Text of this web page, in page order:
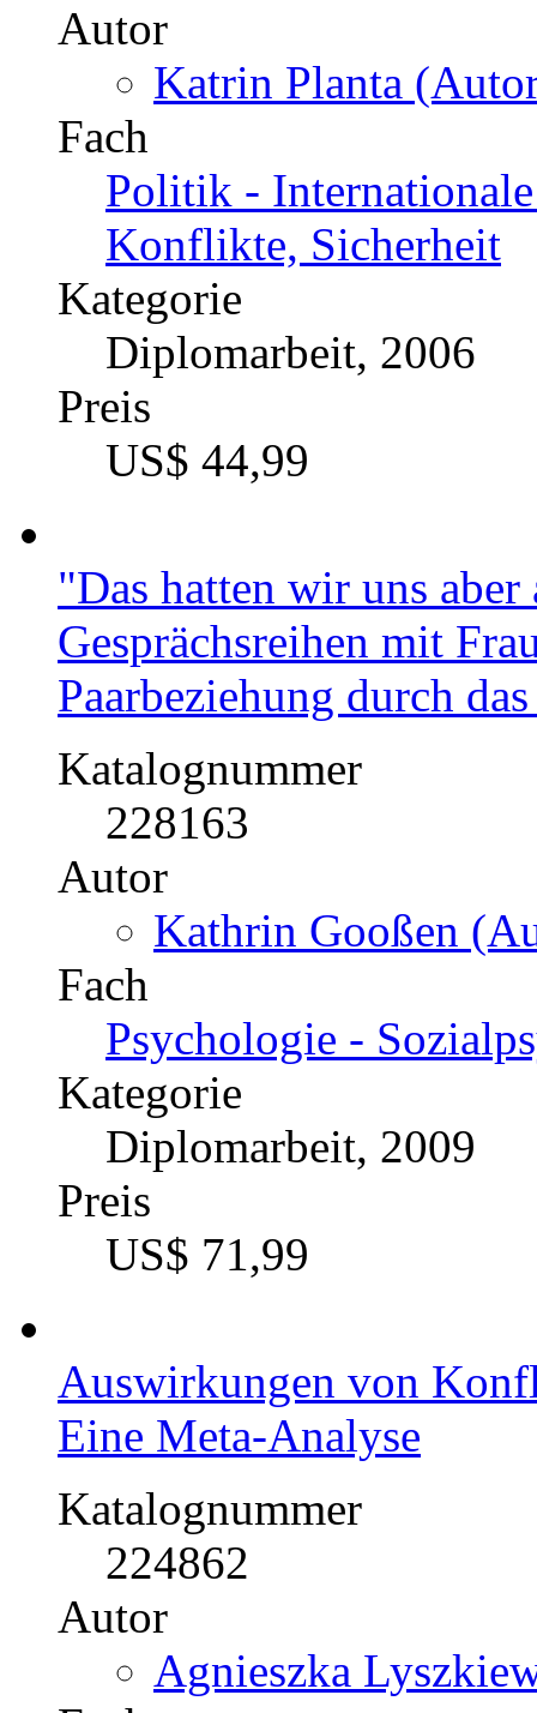
Katalognummer
225080
Autor
Katrin Planta
Fach
Politik -
Konflikte, Sicherheit
Kategorie
Diplomarbeit, 2006
US$ 44,99
"Das hatten wir uns
Gesprächsreihen mit
Paarbeziehung durch
Katalognummer
228163
Autor
Kathrin Gooßen
Fach
Psychologie -
Kategorie
Diplomarbeit, 2009
US$ 71,99
Auswirkungen von
Eine Meta-Analyse
Katalognummer
224862